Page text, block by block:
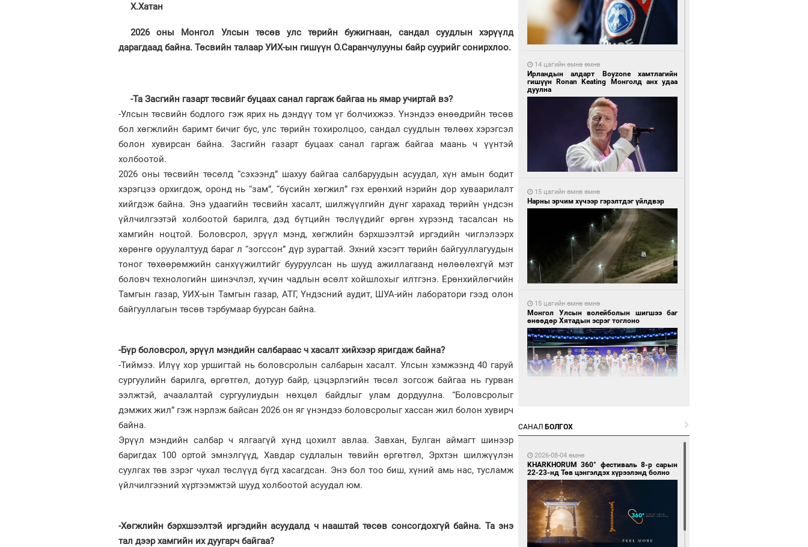
Х.Хатан
2026 оны Монгол Улсын төсөв улс төрийн бужигнаан, сандал суудлын хэрүүлд
дарагдаад байна. Төсвийн талаар УИХ-ын гишүүн О.Саранчулууны байр суурийг сонирхлоо.
-Та Засгийн газарт төсвийг буцаах санал гаргаж байгаа нь ямар учиртай вэ?
-Улсын төсвийн бодлого гэж ярих нь дэндүү том үг болчихжээ. Үнэндээ өнөөдрийн төсөв
бол хөгжлийн баримт бичиг бус, улс төрийн тохиролцоо, сандал суудлын төлөөх хэрэгсэл
болон хувирсан байна. Засгийн газарт буцаах санал гаргаж байгаа маань ч үүнтэй
холбоотой.
2026 оны төсвийн төсөлд “сэхээнд” шахуу байгаа салбаруудын асуудал, хүн амын бодит
хэрэгцээ орхигдож, оронд нь “зам”, “бүсийн хөгжил” гэх ерөнхий нэрийн дор хуваарилалт
хийгдэж байна. Энэ удаагийн төсвийн хасалт, шилжүүлгийн дүнг харахад төрийн үндсэн
үйлчилгээтэй холбоотой барилга, дэд бүтцийн төслүүдийг өргөн хүрээнд тасалсан нь
хамгийн ноцтой. Боловсрол, эрүүл мэнд, хөгжлийн бэрхшээлтэй иргэдийн чиглэлээрх
хөрөнгө оруулалтууд бараг л “зогссон” дүр зурагтай. Эхний хэсэгт төрийн байгууллагуудын
тоног төхөөрөмжийн санхүүжилтийг бууруулсан нь шууд ажиллагаанд нөлөөлөхгүй мэт
боловч технологийн шинэчлэл, хүчин чадлын өсөлт хойшлохыг илтгэнэ. Ерөнхийлөгчийн
Тамгын газар, УИХ-ын Тамгын газар, АТГ, Үндэсний аудит, ШУА-ийн лаборатори гээд олон
байгууллагын төсөв тэрбумаар буурсан байна.
-Бүр боловсрол, эрүүл мэндийн салбараас ч хасалт хийхээр яригдаж байна?
-Тиймээ. Илүү хор уршигтай нь боловсролын салбарын хасалт. Улсын хэмжээнд 40 гаруй
сургуулийн барилга, өргөтгөл, дотуур байр, цэцэрлэгийн төсөл зогсож байгаа нь гурван
ээлжтэй, ачаалалтай сургуулиудын нөхцөл байдлыг улам дордуулна. “Боловсролыг
дэмжих жил” гэж нэрлэж байсан 2026 он яг үнэндээ боловсролыг хассан жил болон хувирч
байна.
Эрүүл мэндийн салбар ч ялгаагүй хүнд цохилт авлаа. Завхан, Булган аймагт шинээр
баригдах 100 ортой эмнэлгүүд, Хавдар судлалын төвийн өргөтгөл, Эрхтэн шилжүүлэн
суулгах төв зэрэг чухал төслүүд бүгд хасагдсан. Энэ бол тоо биш, хүний амь нас, тусламж
үйлчилгээний хүртээмжтэй шууд холбоотой асуудал юм.
-Хөгжлийн бэрхшээлтэй иргэдийн асуудалд ч нааштай төсөв сонсогдохгүй байна. Та энэ
тал дээр хамгийн их дуугарч байгаа?
14 цагийн өмнө өмнө
Ирландын алдарт Boyzone хамтлагийн
гишүүн Ronan Keating Монголд анх удаа
дуулна
15 цагийн өмнө өмнө
Нарны эрчим хүчээр гэрэлтдэг үйлдвэр
15 цагийн өмнө өмнө
Монгол Улсын волейболын шигшээ баг
өнөөдөр Хятадын эсрэг тоглоно
15 цагийн өмнө өмнө
САНАЛ БОЛГОХ
2026-08-04 өмнө
KHARKHORUM 360° фестиваль 8-р сарын
22-23-нд Төв цэнгэлдэх хүрээлэнд болно